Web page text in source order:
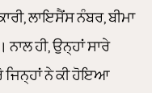
ਲਾਇਸੈਂਸ ਨੰਬਰ, ਬੀਮਾ
ਹੀ, ਉਨ੍ਹਾਂ ਸਾਰੇ
ਜਿਨ੍ਹਾਂ ਨੇ ਕੀ ਹੋਇਆ